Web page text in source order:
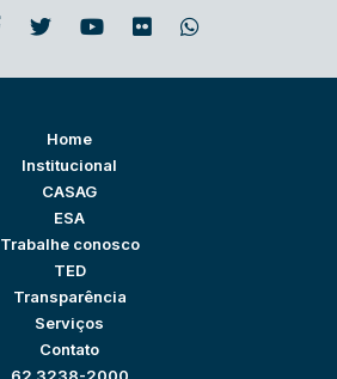
Home
Institucional
CASAG
ESA
Trabalhe conosco
TED
Transparência
Serviços
Contato